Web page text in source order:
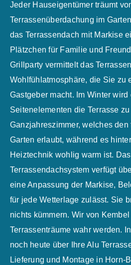
Jeder Hauseigentümer träumt
Terrassenüberdachung im
das Terrassendach mit Markise
Plätzchen für Familie und
Grillparty vermittelt das
Wohlfühlatmosphäre, die Sie zu
Gastgeber macht. Im Winter
Seitenelementen die Terrasse
Ganzjahreszimmer, welches
Garten erlaubt, während es
Heiztechnik wohlig warm ist.
Terrassendachsystem verfügt
eine Anpassung der Markise,
für jede Wetterlage zulässt. Sie
nichts kümmern. Wir von
Terrassenträume wahr werden.
noch heute über Ihre Alu
Lieferung und Montage in Horn-